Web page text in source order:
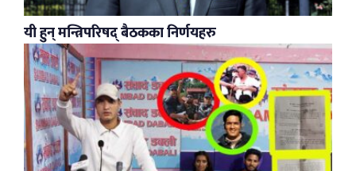
यी हुन् मन्त्रिपरिषद् बैठकका निर्णयहरु